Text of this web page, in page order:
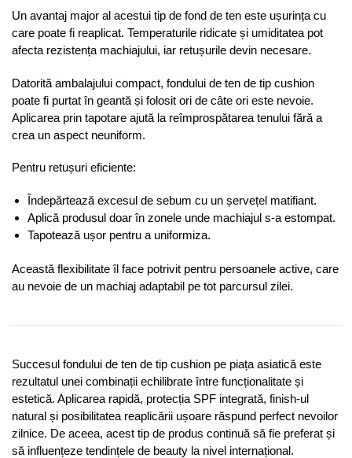
Un avantaj major al acestui tip de fond de ten este ușurința cu
care poate fi reaplicat. Temperaturile ridicate și umiditatea pot
afecta rezistența machiajului, iar retușurile devin necesare.
Datorită ambalajului compact, fondului de ten de tip cushion
poate fi purtat în geantă și folosit ori de câte ori este nevoie.
Aplicarea prin tapotare ajută la reîmprospătarea tenului fără a
crea un aspect neuniform.
Pentru retușuri eficiente:
Îndepărtează excesul de sebum cu un șervețel matifiant.
Aplică produsul doar în zonele unde machiajul s-a estompat.
Tapotează ușor pentru a uniformiza.
Această flexibilitate îl face potrivit pentru persoanele active, care
au nevoie de un machiaj adaptabil pe tot parcursul zilei.
Succesul fondului de ten de tip cushion pe piața asiatică este
rezultatul unei combinații echilibrate între funcționalitate și
estetică. Aplicarea rapidă, protecția SPF integrată, finish-ul
natural și posibilitatea reaplicării ușoare răspund perfect nevoilor
zilnice. De aceea, acest tip de produs continuă să fie preferat și
să influențeze tendințele de beauty la nivel internațional.